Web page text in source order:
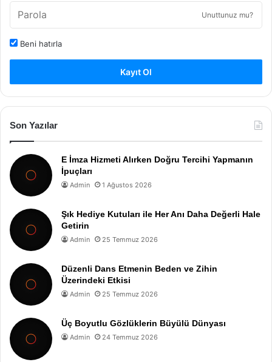
Unuttunuz mu?
Beni hatırla
Kayıt Ol
Son Yazılar
E İmza Hizmeti Alırken Doğru Tercihi Yapmanın
İpuçları
Admin 1 Ağustos 2026
Şık Hediye Kutuları ile Her Anı Daha Değerli Hale
Getirin
Admin 25 Temmuz 2026
Düzenli Dans Etmenin Beden ve Zihin
Üzerindeki Etkisi
Admin 25 Temmuz 2026
Üç Boyutlu Gözlüklerin Büyülü Dünyası
Admin 24 Temmuz 2026